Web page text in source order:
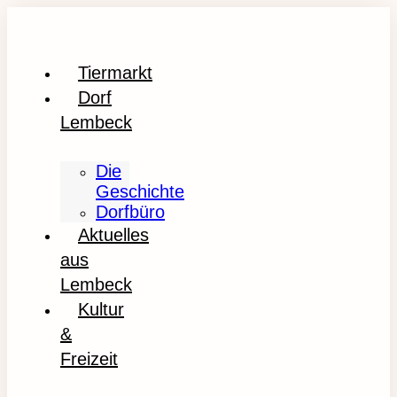
Tiermarkt
Dorf
Lembeck
Die
Geschichte
Dorfbüro
Aktuelles
aus
Lembeck
Kultur
&
Freizeit